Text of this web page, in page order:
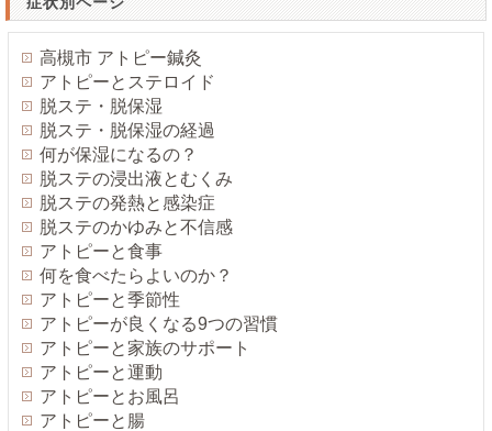
高槻市 アトピー鍼灸
アトピーとステロイド
脱ステ・脱保湿
脱ステ・脱保湿の経過
何が保湿になるの？
脱ステの浸出液とむくみ
脱ステの発熱と感染症
脱ステのかゆみと不信感
アトピーと食事
何を食べたらよいのか？
アトピーと季節性
アトピーが良くなる9つの習慣
アトピーと家族のサポート
アトピーと運動
アトピーとお風呂
アトピーと腸